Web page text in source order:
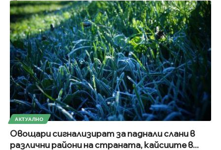
АКТУАЛНО
Овощари сигнализират за паднали слани в
различни райони на страната, кайсиите в...